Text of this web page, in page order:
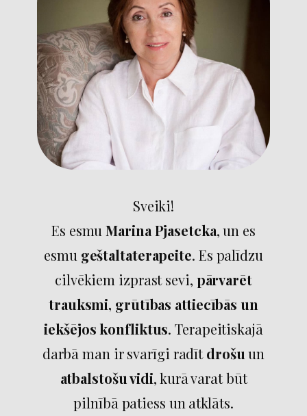
​​Sveiki!
Es esmuMarina Pjasetcka, un es
esmu geštaltaterapeite. Es palīdzu
cilvēkiem izprast sevi, pārvarēt
trauksmi, grūtības attiecībās un
iekšējos konfliktus. Terapeitiskajā
darbā man ir svarīgi radītdrošuun
atbalstošu vidi, kurā varat būt
pilnībā patiess un atklāts.